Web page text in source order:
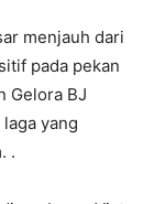
menjauh dari
pada pekan
Gelora BJ
yang
.